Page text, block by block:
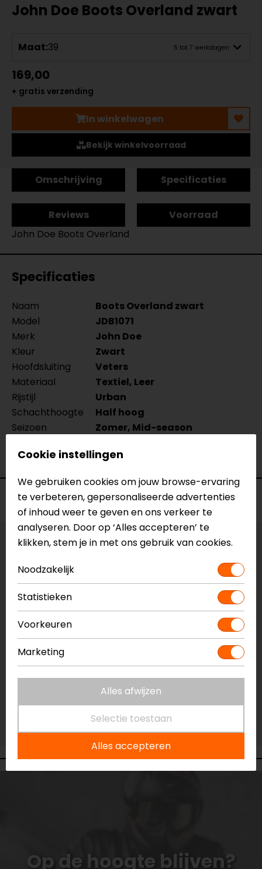
John Doe Boots Overland zwart
Maat:39 5 tot 7 werkdagen
169,00
+ gratis verzending
In winkelwagen
Bekijk winkelvoorraad
Omschrijving Specificaties
Reviews
Voorraad
John Doe Boots Overland
Specificaties
Naam
Boots Overland zwart
Model
JDB1071
Merk
John Doe
Kleur
Zwart
Hoofdsluiting
Veters
Materiaal
Textiel, Leer
Rijstijl
Urban
Schachthoogte
Half hoog
Seizoen
Zomer, Mid-season
Waterdicht
Nee
Voorraad
Maat:39
Vestiging Apeldoorn
Niet op voorraad
Vestiging Breda
Niet op voorraad
Vestiging Capelle a/d IJssel
Niet op voorraad
Vestiging Eindhoven
Niet op voorraad
Op de hoogte blijven?
Cookie instellingen
We gebruiken cookies om jouw browse-ervaring
te verbeteren, gepersonaliseerde advertenties
of inhoud weer te geven en ons verkeer te
analyseren. Door op ‘Alles accepteren’ te
klikken, stem je in met ons gebruik van cookies.
Noodzakelijk
Statistieken
Voorkeuren
Marketing
Alles afwijzen
Selectie toestaan
Alles accepteren